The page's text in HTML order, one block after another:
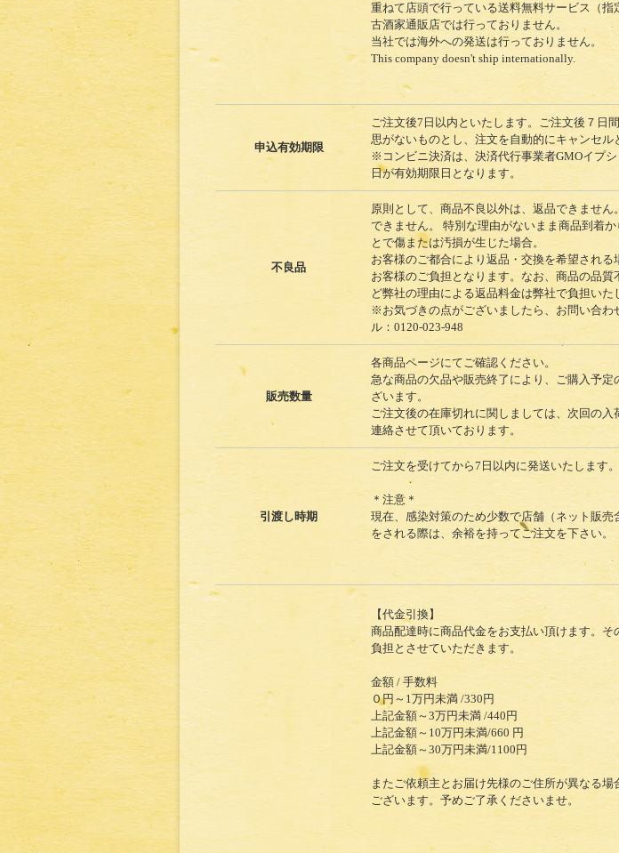
重ねて店頭で行っている送料無料サービス（指
古酒家通販店では行っておりません。
当社では海外への発送は行っておりません。
This company doesn't ship internationally.
申込有効期限
ご注文後7日以内といたします。ご注文後７日
思がないものとし、注文を自動的にキャンセル
※コンビニ決済は、決済代行事業者GMOイプ
日が有効期限日となります。
不良品
原則として、商品不良以外は、返品できませ
できません。 特別な理由がないまま商品到着
とで傷または汚損が生じた場合。
お客様のご都合により返品・交換を希望され
お客様のご負担となります。なお、商品の品
ど弊社の理由による返品料金は弊社で負担いた
※お気づきの点がございましたら、お問い合わ
ル：0120-023-948
販売数量
各商品ページにてご確認ください。
急な商品の欠品や販売終了により、ご購入予
ざいます。
ご注文後の在庫切れに関しましては、次回の
連絡させて頂いております。
引渡し時期
ご注文を受けてから7日以内に発送いたします。
＊注意＊
現在、感染対策のため少数で店舗（ネット販
をされる際は、余裕を持ってご注文を下さい。
【代金引換】
商品配達時に商品代金をお支払い頂けます。
負担とさせていただきます。
金額 / 手数料
０円～1万円未満 /330円
上記金額～3万円未満 /440円
上記金額～10万円未満/660 円
上記金額～30万円未満/1100円
またご依頼主とお届け先様のご住所が異なる
ございます。予めご了承くださいませ。